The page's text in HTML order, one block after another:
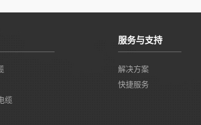
缆
服务与支持
解决方案
快捷服务